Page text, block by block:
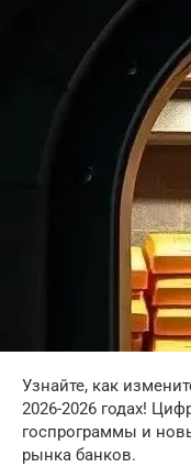
Узнайте, как
2026-2026 годах!
госпрограммы и
рынка банков.